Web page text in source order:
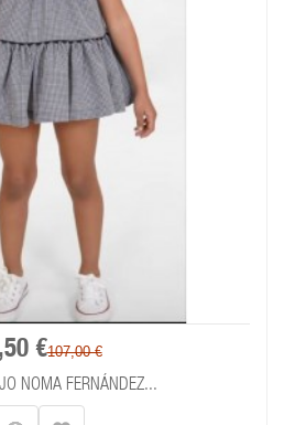
€107,00 €
NOMA FERNÁNDEZ...